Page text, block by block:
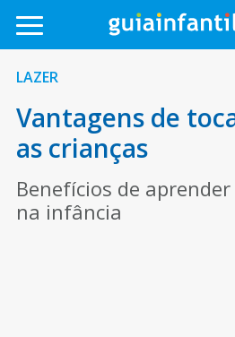
LAZER
Vantagens de
as crianças
Benefícios de
na infância